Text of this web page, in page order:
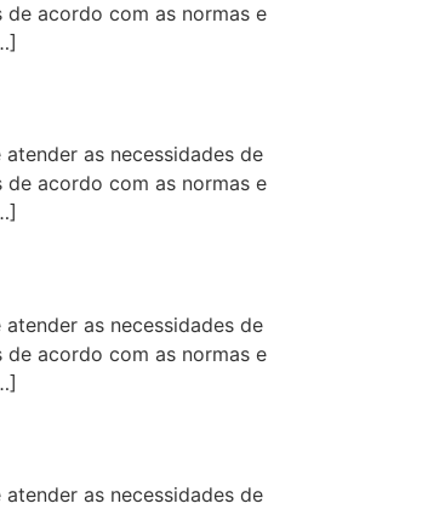
acordo com as normas e
as necessidades de
acordo com as normas e
as necessidades de
acordo com as normas e
as necessidades de